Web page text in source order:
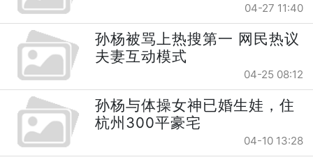
04-27 11:40
孙杨被骂上热搜第一 网民热议
夫妻互动模式
04-25 08:12
孙杨与体操女神已婚生娃，住
杭州300平豪宅
04-10 13:28